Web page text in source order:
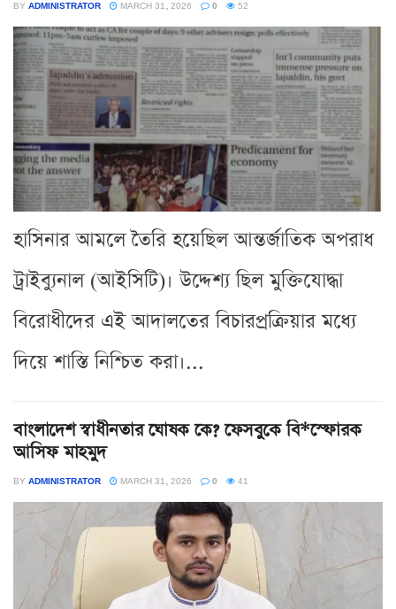
BY ADMINISTRATOR MARCH 31, 2026 0 52
হাসিনার আমলে তৈরি হয়েছিল আন্তর্জাতিক অপরাধ
ট্রাইব্যুনাল (আইসিটি)। উদ্দেশ্য ছিল মুক্তিযোদ্ধা
বিরোধীদের এই আদালতের বিচারপ্রক্রিয়ার মধ্যে
দিয়ে শাস্তি নিশ্চিত করা।...
বাংলাদেশ স্বাধীনতার ঘোষক কে? ফেসবুকে বি*স্ফোরক
আসিফ মাহমুদ
BY ADMINISTRATOR MARCH 31, 2026 0 41